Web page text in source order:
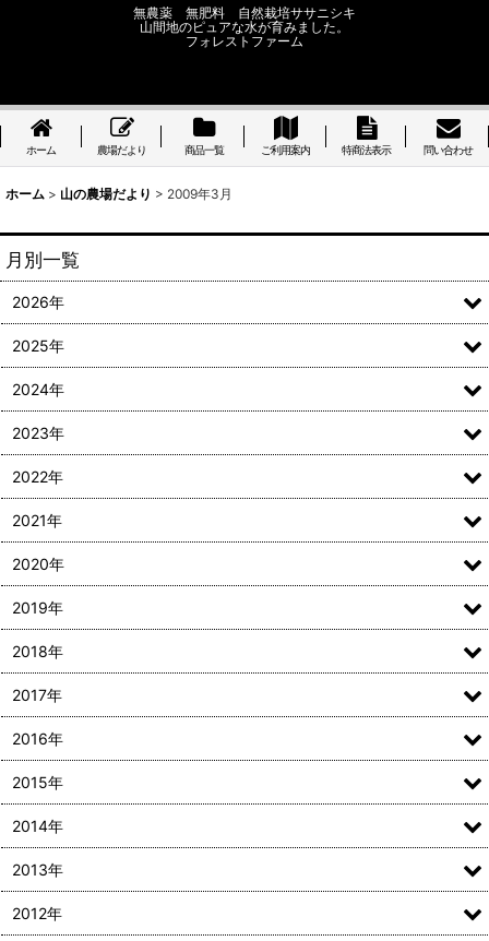
無農薬 無肥料 自然栽培ササニシキ
山間地のピュアな水が育みました。
フォレストファーム
ホーム 農場だより 商品一覧 ご利用案内 特商法表示 問い合わせ
ホーム > 山の農場だより > 2009年3月
月別一覧
2026年
2025年
2024年
2023年
2022年
2021年
2020年
2019年
2018年
2017年
2016年
2015年
2014年
2013年
2012年